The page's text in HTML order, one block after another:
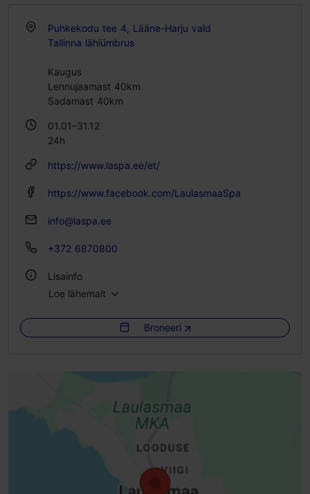
Puhkekodu tee 4, Lääne-Harju vald
Tallinna lähiümbrus
Kaugus
Lennujaamast 40km
Sadamast 40km
01.01–31.12
24h
https://www.laspa.ee/et/
https://www.facebook.com/LaulasmaaSpa
info@laspa.ee
+372 6870800
Lisainfo
WiFi
Loe lähemalt
Broneeri